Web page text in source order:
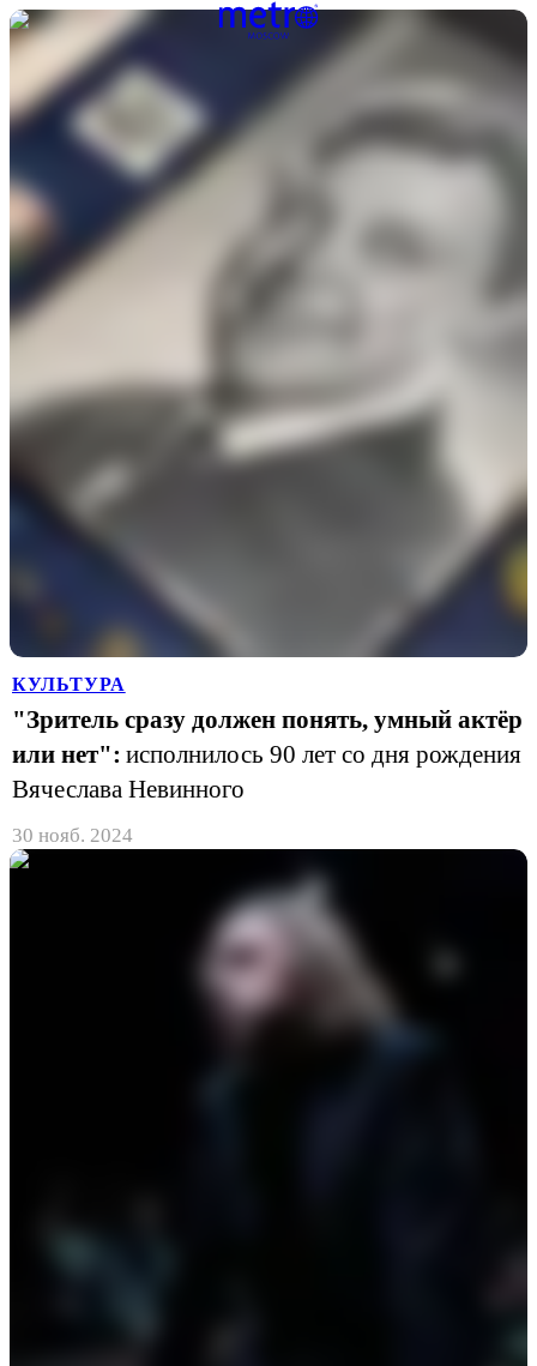
КУЛЬТУРА
"Зритель сразу должен понять, умный актёр
или нет": исполнилось 90 лет со дня рождения
Вячеслава Невинного
30 нояб. 2024